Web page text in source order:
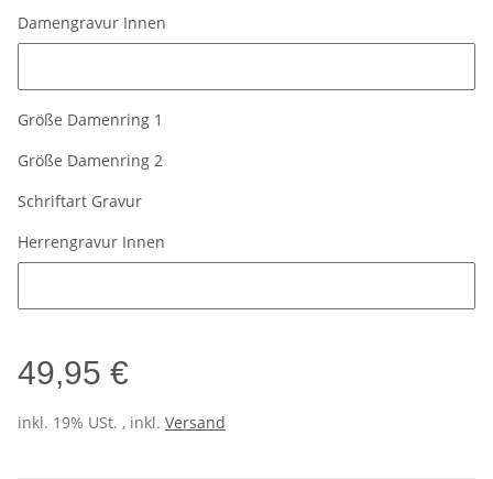
Damengravur Innen
Größe Damenring 1
Größe Damenring 2
Schriftart Gravur
Herrengravur Innen
49,95 €
inkl. 19% USt. , inkl. Versand